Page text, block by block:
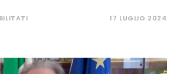
SU
PER
LA
GIORNATA
17 LUGLIO 2024